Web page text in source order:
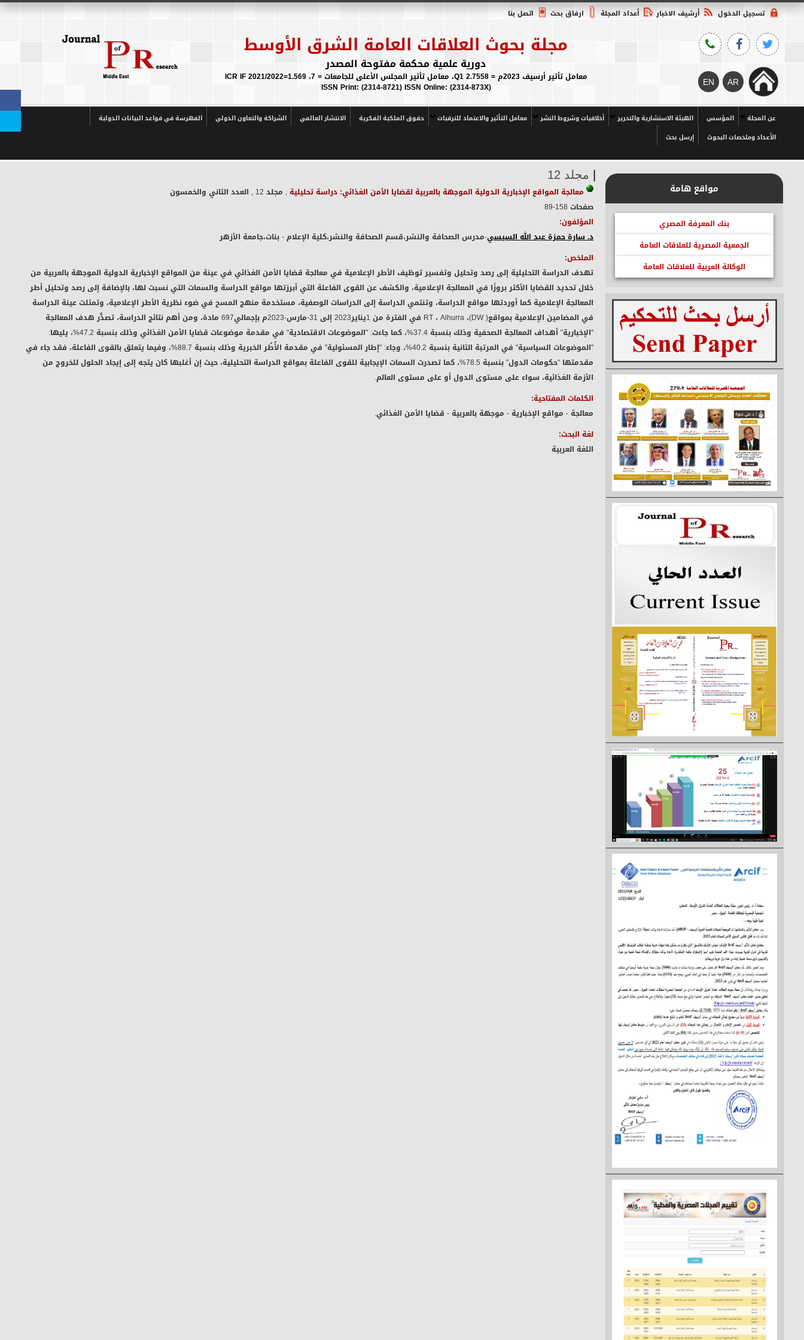
تسجيل الدخول أرشيف الاخبار أعداد المجلة ارفاق بحث اتصل بنا
مجلة بحوث العلاقات العامة الشرق الأوسط
دورية علمية محكمة مفتوحة المصدر
معامل تأثير أرسيف 2023م = 2.7558 Q1، معامل تأثير المجلس الأعلى للجامعات = 7، ICR IF 2021/2022=1.569
(ISSN Print: (2314-8721) ISSN Online: (2314-873X
عن المجلة المؤسس الهيئة الاستشارية والتحرير أخلاقيات وشروط النشر معامل التأثير والاعتماد للترقيات حقوق الملكية الفكرية الانتشار العالمي الشراكة والتعاون الدولي
الفهرسة في قواعد البيانات الدولية
الأعداد وملخصات البحوث
إرسل بحث
مواقع هامة
بنك المعرفة المصري
الجمعية المصرية للعلاقات العامة
الوكالة العربية للعلاقات العامة
مجلد 12
معالجة المواقع الإخبارية الدولية الموجهة بالعربية لقضايا الأمن الغذائي: دراسة تحليلية, مجلد 12
, العدد الثاني والخمسون
صفحات 158-89
المؤلفون:
د. سارة حمزة عبد الله السيسي-مدرس الصحافة والنشر،قسم الصحافة والنشر،كلية الإعلام - بنات،جامعة الأزهر
الملخص:
تهدف الدراسة التحليلية إلى رصد وتحليل وتفسير توظيف الأطر الإعلامية في معالجة قضايا الأمن الغذائي في عينة من المواقع الإخبارية الدولية الموجهة بالعربية من
خلال تحديد القضايا الأكثر بروزًا في المعالجة الإعلامية، والكشف عن القوى الفاعلة التي أبرزتها مواقع الدراسة والسمات التي نسبت لها، بالإضافة إلى رصد وتحليل أطر
المعالجة الإعلامية كما أوردتها مواقع الدراسة، وتنتمي الدراسة إلى الدراسات الوصفية، مستخدمة منهج المسح في ضوء نظرية الأطر الإعلامية، وتمثلت عينة الدراسة
في المضامين الإعلامية بمواقع( RT ، Alhurra ،(DW في الفترة من 1يناير2023 إلى 31-مارس-2023م بإجمالي697 مادة، ومن أهم نتائج الدراسة، تصدُّر هدف المعالجة
"الإخبارية" أهداف المعالجة الصحفية وذلك بنسبة 37.4%، كما جاءت: "الموضوعات الاقتصادية" في مقدمة موضوعات قضايا الأمن الغذائي وذلك بنسبة 47.2%، يليها:
"الموضوعات السياسية" في المرتبة الثانية بنسبة 40.2%، وجاء: "إطار المسئولية" في مقدمة الأُطُر الخبرية وذلك بنسبة 88.7%، وفيما يتعلق بالقوى الفاعلة، فقد جاء في
مقدمتها "حكومات الدول" بنسبة 78.5%، كما تصدرت السمات الإيجابية للقوى الفاعلة بمواقع الدراسة التحليلية، حيث إن أغلبها كان يتجه إلى إيجاد الحلول للخروج من
الأزمة الغذائية، سواء على مستوى الدول أو على مستوى العالم.
الكلمات المفتاحية:
معالجة - مواقع الإخبارية - موجهة بالعربية - قضايا الأمن الغذائي.
لغة البحث:
اللغة العربية